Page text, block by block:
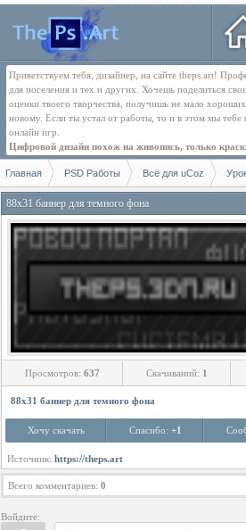
Приветствуем тебя, дизайнер, на сайте theps.art!
для поселения и тех и других. Хочешь поделиться
оценки твоего творчества, получишь не мало
новому. Если ты устал от работы, то и в этом мы
онлайн игр.
Цифровой дизайн похож на живопись, только
Главная PSD Работы Всё для uCoz
88х31 баннер для темного фона
Просмотров: 637 Скачиваний: 1
88х31 баннер для темного фона
Хочу скачать Спасибо: +1
Источник: https://theps.art
Всего комментариев: 0
Войдите: